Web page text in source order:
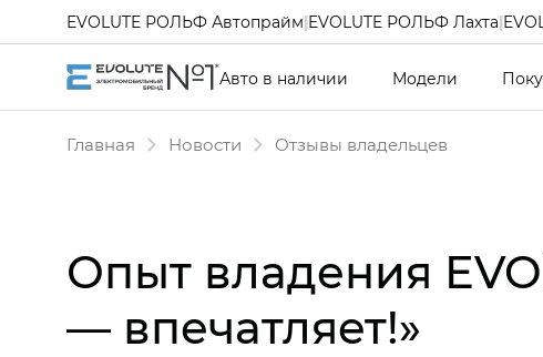
EVOLUTE РОЛЬФ Автопрайм|EVOLUTE РОЛЬФ Лахта|
Авто в наличии Модели
Главная Новости Отзывы владельцев
Опыт владения
— впечатляет!»